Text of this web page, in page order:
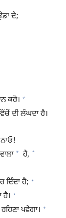
ਦੇ;
ਕਰੋ। +
ਦੀ ਲੰਘਦਾ ਹੈ।
* ਹੈ, +
ਦਿੰਦਾ ਹੈ; +
+
ਪਵੇਗਾ। +